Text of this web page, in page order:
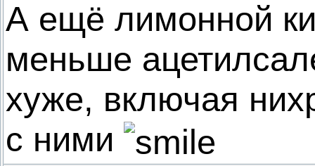
А ещё лимонной
меньше
хуже, включая
с ними